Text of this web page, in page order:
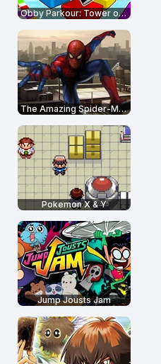
Obby Parkour: Tower of Hell
The Amazing Spider-Man
Pokemon X & Y
Jump Jousts Jam